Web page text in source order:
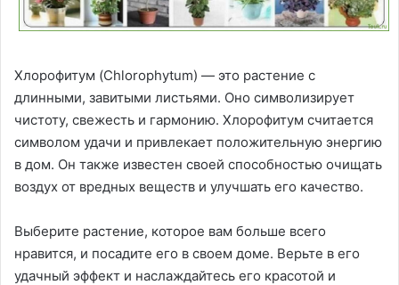
Хлорофитум (Chlorophytum) — это растение с
длинными, завитыми листьями. Оно символизирует
чистоту, свежесть и гармонию. Хлорофитум считается
символом удачи и привлекает положительную энергию
в дом. Он также известен своей способностью очищать
воздух от вредных веществ и улучшать его качество.
Выберите растение, которое вам больше всего
нравится, и посадите его в своем доме. Верьте в его
удачный эффект и наслаждайтесь его красотой и